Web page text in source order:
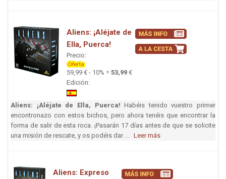
Aliens: ¡Aléjate de
Ella, Puerca!
Precio:
59,99 € - 10% = 53,99 €
Edición:
Aliens: ¡Aléjate de Ella, Puerca!Habéis tenido vuestro primer
encontronazo con estos bichos, pero ahora tenéis que encontrar la
forma de salir de esta roca. ¡Pasarán 17 días antes de que se solicite
una misión de rescate, y os podéis dar ... Leer más
Aliens: Expreso